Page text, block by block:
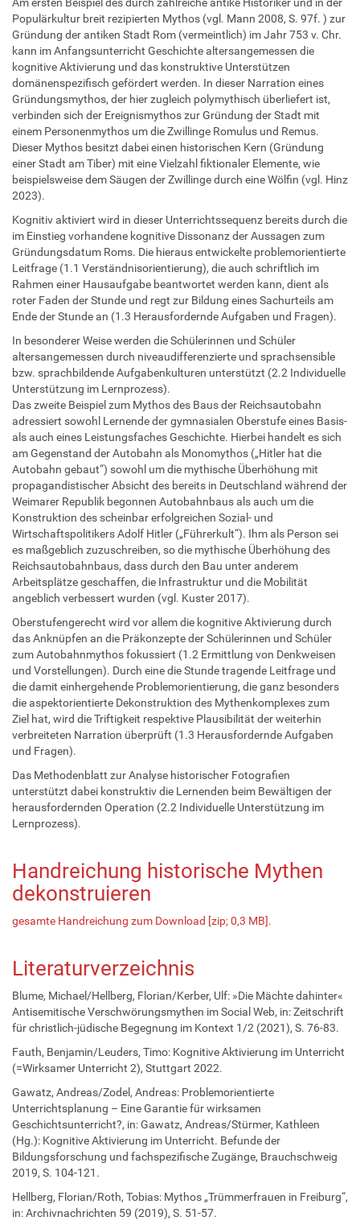
Populärkultur breit rezipierten Mythos (vgl. Mann 2008, S. 97f. ) zur
Gründung der antiken Stadt Rom (vermeintlich) im Jahr 753 v. Chr.
kann im Anfangsunterricht Geschichte altersangemessen die
kognitive Aktivierung und das konstruktive Unterstützen
domänenspezifisch gefördert werden. In dieser Narration eines
Gründungsmythos, der hier zugleich polymythisch überliefert ist,
verbinden sich der Ereignismythos zur Gründung der Stadt mit
einem Personenmythos um die Zwillinge Romulus und Remus.
Dieser Mythos besitzt dabei einen historischen Kern (Gründung
einer Stadt am Tiber) mit eine Vielzahl fiktionaler Elemente, wie
beispielsweise dem Säugen der Zwillinge durch eine Wölfin (vgl. Hinz
2023).
Kognitiv aktiviert wird in dieser Unterrichtssequenz bereits durch die
im Einstieg vorhandene kognitive Dissonanz der Aussagen zum
Gründungsdatum Roms. Die hieraus entwickelte problemorientierte
Leitfrage (1.1 Verständnisorientierung), die auch schriftlich im
Rahmen einer Hausaufgabe beantwortet werden kann, dient als
roter Faden der Stunde und regt zur Bildung eines Sachurteils am
Ende der Stunde an (1.3 Herausfordernde Aufgaben und Fragen).
In besonderer Weise werden die Schülerinnen und Schüler
altersangemessen durch niveaudifferenzierte und sprachsensible
bzw. sprachbildende Aufgabenkulturen unterstützt (2.2 Individuelle
Unterstützung im Lernprozess).
Das zweite Beispiel zum Mythos des Baus der Reichsautobahn
adressiert sowohl Lernende der gymnasialen Oberstufe eines Basis-
als auch eines Leistungsfaches Geschichte. Hierbei handelt es sich
am Gegenstand der Autobahn als Monomythos („Hitler hat die
Autobahn gebaut“) sowohl um die mythische Überhöhung mit
propagandistischer Absicht des bereits in Deutschland während der
Weimarer Republik begonnen Autobahnbaus als auch um die
Konstruktion des scheinbar erfolgreichen Sozial- und
Wirtschaftspolitikers Adolf Hitler („Führerkult“). Ihm als Person sei
es maßgeblich zuzuschreiben, so die mythische Überhöhung des
Reichsautobahnbaus, dass durch den Bau unter anderem
Arbeitsplätze geschaffen, die Infrastruktur und die Mobilität
angeblich verbessert wurden (vgl. Kuster 2017).
Oberstufengerecht wird vor allem die kognitive Aktivierung durch
das Anknüpfen an die Präkonzepte der Schülerinnen und Schüler
zum Autobahnmythos fokussiert (1.2 Ermittlung von Denkweisen
und Vorstellungen). Durch eine die Stunde tragende Leitfrage und
die damit einhergehende Problemorientierung, die ganz besonders
die aspektorientierte Dekonstruktion des Mythenkomplexes zum
Ziel hat, wird die Triftigkeit respektive Plausibilität der weiterhin
verbreiteten Narration überprüft (1.3 Herausfordernde Aufgaben
und Fragen).
Das Methodenblatt zur Analyse historischer Fotografien
unterstützt dabei konstruktiv die Lernenden beim Bewältigen der
herausfordernden Operation (2.2 Individuelle Unterstützung im
Lernprozess).
Handreichung historische Mythen
dekonstruieren
gesamte Handreichung zum Download [zip; 0,3 MB].
Literaturverzeichnis
Blume, Michael/Hellberg, Florian/Kerber, Ulf: »Die Mächte dahinter«
Antisemitische Verschwörungsmythen im Social Web, in: Zeitschrift
für christlich-jüdische Begegnung im Kontext 1/2 (2021), S. 76-83.
Fauth, Benjamin/Leuders, Timo: Kognitive Aktivierung im Unterricht
(=Wirksamer Unterricht 2), Stuttgart 2022.
Gawatz, Andreas/Zodel, Andreas: Problemorientierte
Unterrichtsplanung – Eine Garantie für wirksamen
Geschichtsunterricht?, in: Gawatz, Andreas/Stürmer, Kathleen
(Hg.): Kognitive Aktivierung im Unterricht. Befunde der
Bildungsforschung und fachspezifische Zugänge, Brauchschweig
2019, S. 104-121.
Hellberg, Florian/Roth, Tobias: Mythos „Trümmerfrauen in Freiburg“,
in: Archivnachrichten 59 (2019), S. 51-57.